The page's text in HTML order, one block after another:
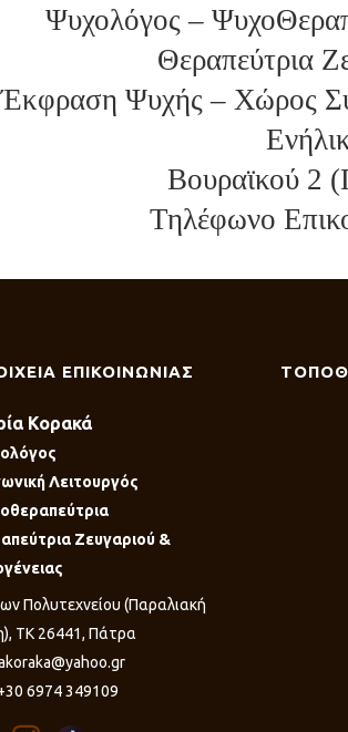
Ψυχολόγος –
Θεραπεύτρια
Έκφραση Ψυχής – Χώρος
Βουραϊκού 2
Τηλέφωνο
ΕΠΙΚΟΙΝΩΝΙΑΣ
Κορακά
Λειτουργός
Ζευγαριού &
Πολυτεχνείου (Παραλιακή
ΤΚ 26441, Πάτρα
6974 349109